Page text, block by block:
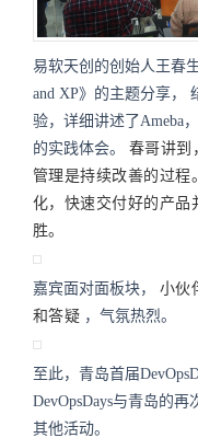
易软天创的创始人王春
and XP》的主题分享，
验，详细讲述了Ameba
的实践体会。 春哥讲到
管理是持续改善的过程
化，快速交付好的产品
胜。
嘉宾面对面板块， 小伙
和答疑 ，气氛热烈。
至此，青岛首届
DevOpsDays与青岛的再
其他活动。